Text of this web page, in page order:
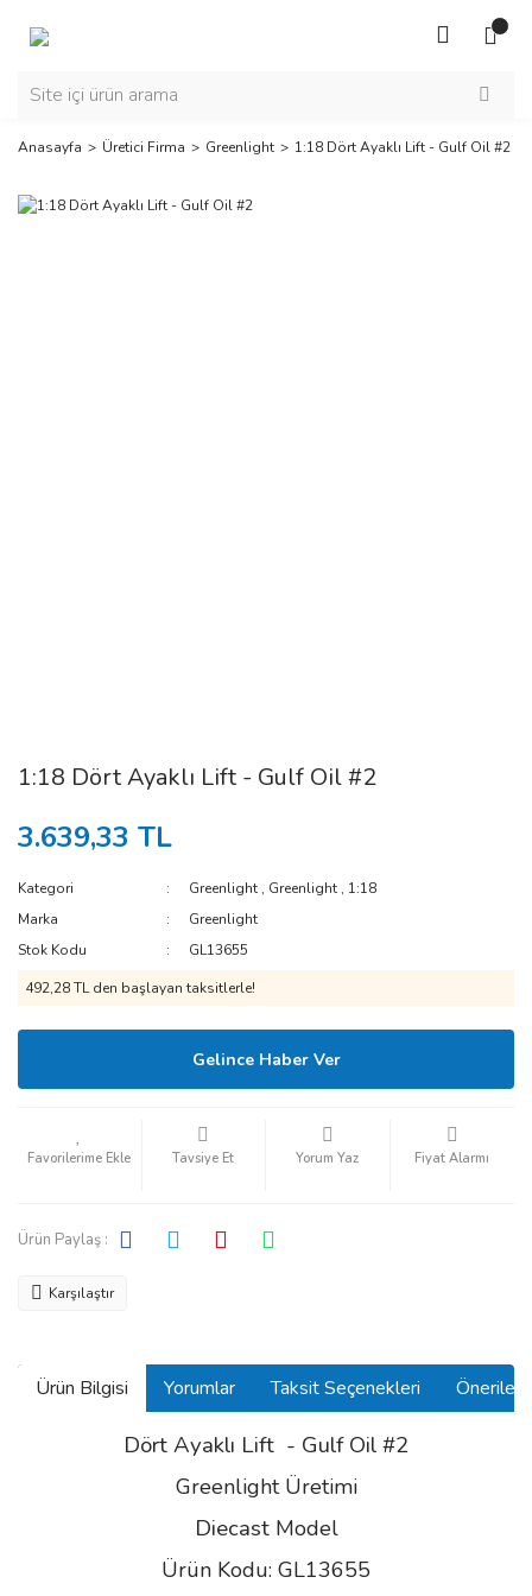
Anasayfa Üretici Firma Greenlight 1:18 Dört Ayaklı Lift - Gulf Oil #2
1:18 Dört Ayaklı Lift - Gulf Oil #2
3.639,33 TL
Kategori Greenlight , Greenlight , 1:18
Marka
Greenlight
Stok Kodu
GL13655
492,28 TL den başlayan taksitlerle!
Gelince Haber Ver
Tavsiye Et Yorum Yaz Fiyat Alarmı
Ürün Paylaş :
Karşılaştır
Ürün Bilgisi Yorumlar Taksit Seçenekleri
Dört Ayaklı Lift - Gulf Oil #2
Greenlight Üretimi
Diecast Model
Ürün Kodu: GL13655